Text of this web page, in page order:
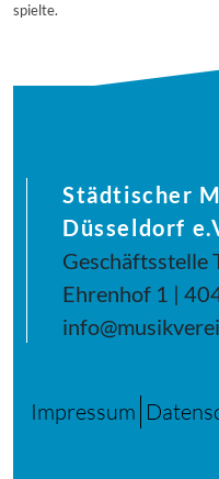
spielte.
Städtischer
Düsseldorf
Geschäftsstelle
Ehrenhof 1 |
Impressum